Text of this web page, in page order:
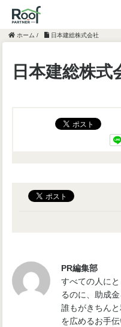
ホーム / 日本建総株式会社
日本建総株式
PR編集部
すべての人に
るのに、助成
誰もがきちん
を広めるお手